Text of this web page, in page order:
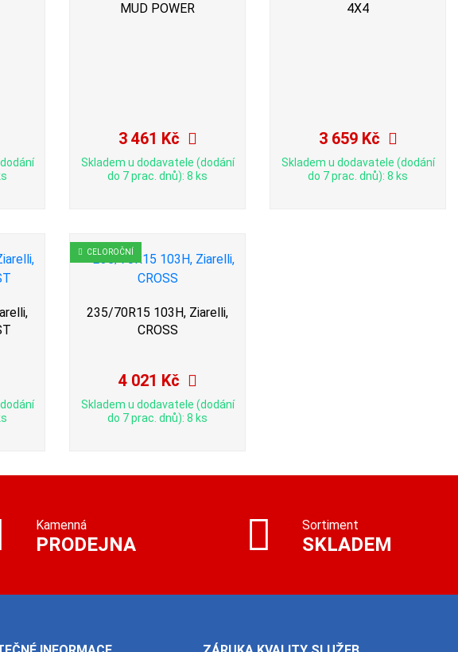
MUD POWER
3 461 Kč
Skladem u dodavatele (dodání
do 7 prac. dnů): 8 ks
4X4
3 659 Kč
Skladem u dodavatele (dodání
do 7 prac. dnů): 8 ks
CELOROČNÍ
235/70R15 103H, Ziarelli,
CROSS
4 021 Kč
Skladem u dodavatele (dodání
do 7 prac. dnů): 8 ks
Kamenná
PRODEJNA
Sortiment
SKLADEM